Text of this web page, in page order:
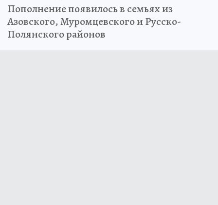
Пополнение появилось в семьях из
Азовского, Муромцевского и Русско-
Полянского районов